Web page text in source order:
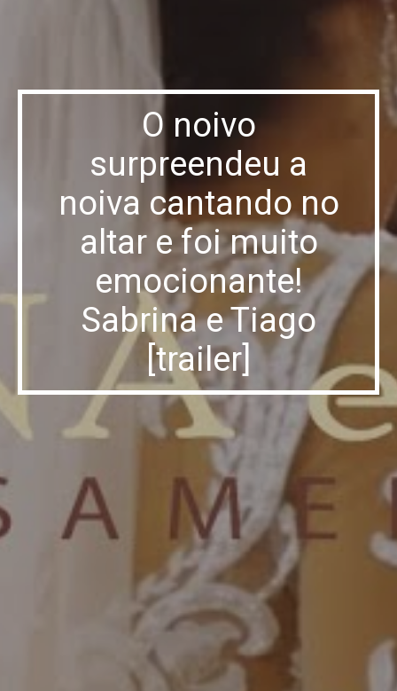
O noivo
surpreendeu a
noiva cantando no
altar e foi muito
emocionante!
Sabrina e Tiago
[trailer]